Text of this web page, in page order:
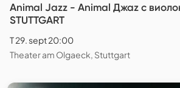
Animal Jazz - Animal Джаz с
STUTTGART
T 29. sept 20:00
Theater am Olgaeck, Stuttgart